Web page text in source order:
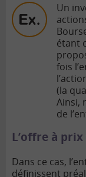
Un
étant
fois
(la
Ainsi,
de
L’offre à
Dans ce cas,
définissent